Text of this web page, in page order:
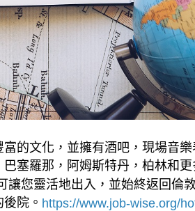
的文化，並擁有酒吧，現場音樂
塞羅那，阿姆斯特丹，柏林和
您靈活地出入，並始終返回倫
院。 https://www.job-wise.org/